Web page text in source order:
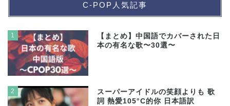
C-POP人気記事
1
【まとめ】中国語でカバーされた日
本の有名な歌〜30選〜
2
スーパーアイドルの笑顔よりも 歌
詞 熱愛105°C的你 日本語訳